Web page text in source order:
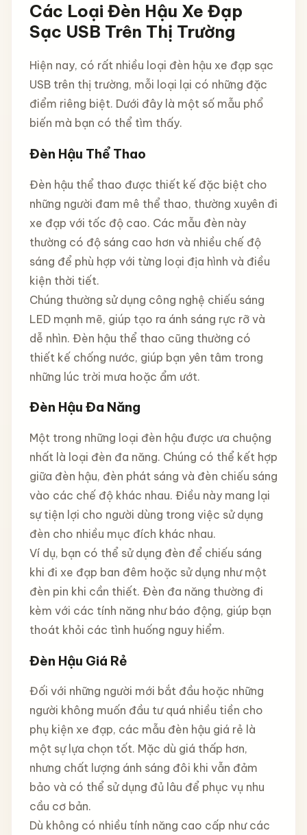
Các Loại Đèn Hậu Xe Đạp
Sạc USB Trên Thị Trường
Hiện nay, có rất nhiều loại đèn hậu xe đạp sạc
USB trên thị trường, mỗi loại lại có những đặc
điểm riêng biệt. Dưới đây là một số mẫu phổ
biến mà bạn có thể tìm thấy.
Đèn Hậu Thể Thao
Đèn hậu thể thao được thiết kế đặc biệt cho
những người đam mê thể thao, thường xuyên đi
xe đạp với tốc độ cao. Các mẫu đèn này
thường có độ sáng cao hơn và nhiều chế độ
sáng để phù hợp với từng loại địa hình và điều
kiện thời tiết.
Chúng thường sử dụng công nghệ chiếu sáng
LED mạnh mẽ, giúp tạo ra ánh sáng rực rỡ và
dễ nhìn. Đèn hậu thể thao cũng thường có
thiết kế chống nước, giúp bạn yên tâm trong
những lúc trời mưa hoặc ẩm ướt.
Đèn Hậu Đa Năng
Một trong những loại đèn hậu được ưa chuộng
nhất là loại đèn đa năng. Chúng có thể kết hợp
giữa đèn hậu, đèn phát sáng và đèn chiếu sáng
vào các chế độ khác nhau. Điều này mang lại
sự tiện lợi cho người dùng trong việc sử dụng
đèn cho nhiều mục đích khác nhau.
Ví dụ, bạn có thể sử dụng đèn để chiếu sáng
khi đi xe đạp ban đêm hoặc sử dụng như một
đèn pin khi cần thiết. Đèn đa năng thường đi
kèm với các tính năng như báo động, giúp bạn
thoát khỏi các tình huống nguy hiểm.
Đèn Hậu Giá Rẻ
Đối với những người mới bắt đầu hoặc những
người không muốn đầu tư quá nhiều tiền cho
phụ kiện xe đạp, các mẫu đèn hậu giá rẻ là
một sự lựa chọn tốt. Mặc dù giá thấp hơn,
nhưng chất lượng ánh sáng đôi khi vẫn đảm
bảo và có thể sử dụng đủ lâu để phục vụ nhu
cầu cơ bản.
Dù không có nhiều tính năng cao cấp như các